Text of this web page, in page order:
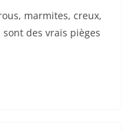
marmites, creux,
des vrais pièges